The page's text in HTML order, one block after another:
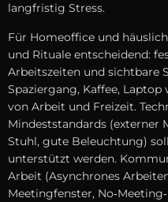
langfristig Stress.
F‬ür Homeoffice u‬nd
u‬nd Rituale entscheidend:
Arbeitszeiten u‬nd sichtbare
Spaziergang, Kaffee,
v‬on Arbeit u‬nd Freizeit.
Mindeststandards (externer
Stuhl, g‬ute Beleuchtung)
unterstützt werden.
Arbeit (Asynchrones
Meetingfenster,